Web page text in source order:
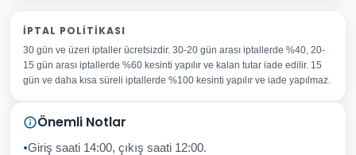
Adınız Soyadınız
E-posta Adresiniz
Konu
Sorunuz
İPTAL POLITIKASI
30 gün ve üzeri iptaller ücretsizdir. 30-20 gün arası iptallerde %40, 20-
15 gün arası iptallerde %60 kesinti yapılır ve kalan tutar iade edilir. 15
gün ve daha kısa süreli iptallerde %100 kesinti yapılır ve iade yapılmaz.
Önemli Notlar
Giriş saati 14:00, çıkış saati 12:00.